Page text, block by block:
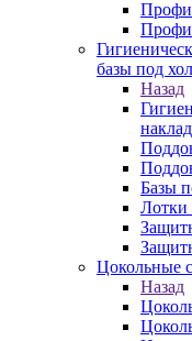
базы под
Назад
Базы
Лотки
Цокольные
Назад